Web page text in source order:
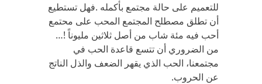
للتعميم على حالة مجتمع بأكمله .فهل تستطيع
أن تطلق مصطلح المجتمع المحب على محتمع
أحب فيه مئة شاب من أصل ثلاثين مليوناً !…
من الضروري أن تتسع قاعدة الحب في
مجتمعنا، الحب الذي يقهر الضعف والذل الناتج
عن الحروب.